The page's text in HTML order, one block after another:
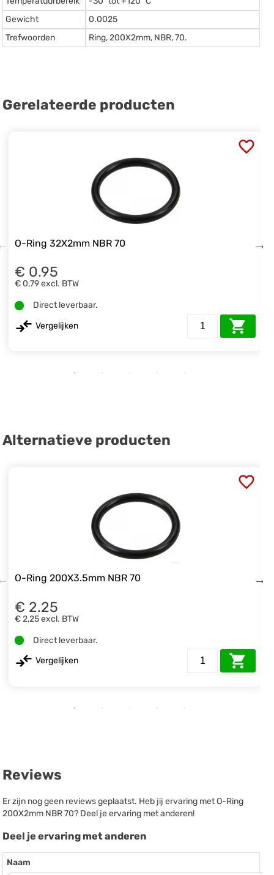
Gewicht
0.0025
Trefwoorden
Ring, 200X2mm, NBR, 70.
Gerelateerde producten
O-Ring 32X2mm NBR 70
€ 0.95
€ 0,79excl. BTW
Direct leverbaar.
Vergelijken
Alternatieve producten
O-Ring 200X3.5mm NBR 70
€ 2.25
€ 2,25excl. BTW
Direct leverbaar.
Vergelijken
Reviews
Er zijn nog geen reviews geplaatst. Heb jij ervaring met O-Ring
200X2mm NBR 70? Deel je ervaring met anderen!
Deel je ervaring met anderen
Naam